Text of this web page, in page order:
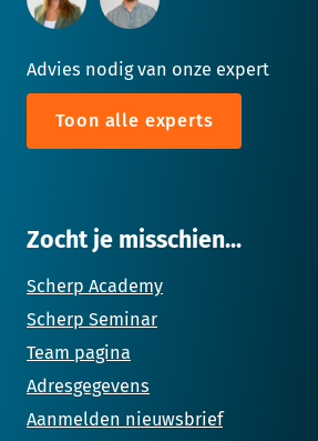
Advies nodig van onze expert
Toon alle experts
Zocht je misschien...
Scherp Academy
Scherp Seminar
Team pagina
Adresgegevens
Aanmelden nieuwsbrief